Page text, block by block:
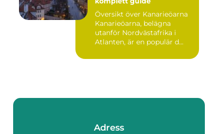
Översikt över Kanarieöarna
Kanarieöarna, belägna
utanför Nordvästafrika i
Atlanten, är en populär d...
Adress